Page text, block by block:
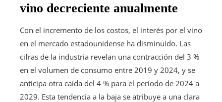
vino decreciente anualmente
Con el incremento de los costos, el interés por el vino
en el mercado estadounidense ha disminuido. Las
cifras de la industria revelan una contracción del 3 %
en el volumen de consumo entre 2019 y 2024, y se
anticipa otra caída del 4 % para el periodo de 2024 a
2029. Esta tendencia a la baja se atribuye a una clara